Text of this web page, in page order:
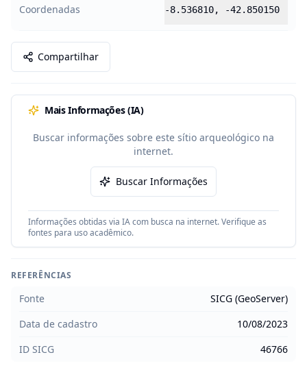
Coordenadas -8.536810, -42.850150
Compartilhar
Mais Informações (IA)
Buscar informações sobre este sítio arqueológico na
internet.
Buscar Informações
Informações obtidas via IA com busca na internet. Verifique as
fontes para uso acadêmico.
REFERÊNCIAS
Fonte
SICG (GeoServer)
Data de cadastro
10/08/2023
ID SICG
46766